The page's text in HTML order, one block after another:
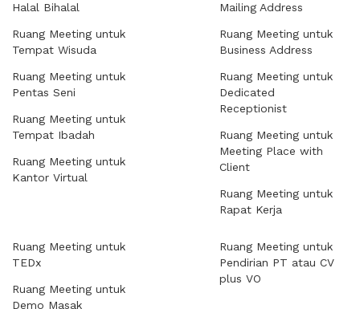
Halal Bihalal
Ruang Meeting untuk
Tempat Wisuda
Ruang Meeting untuk
Pentas Seni
Ruang Meeting untuk
Tempat Ibadah
Ruang Meeting untuk
Kantor Virtual
Mailing Address
Ruang Meeting untuk
Business Address
Ruang Meeting untuk
Dedicated
Receptionist
Ruang Meeting untuk
Meeting Place with
Client
Ruang Meeting untuk
Rapat Kerja
Ruang Meeting untuk
TEDx
Ruang Meeting untuk
Demo Masak
Ruang Meeting untuk
Pendirian PT atau CV
plus VO